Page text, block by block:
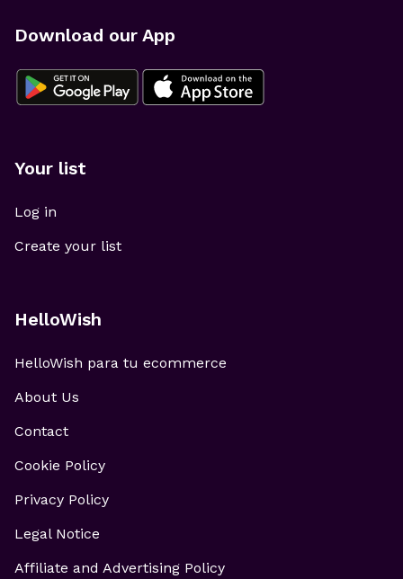
Download our App
Your list
Log in
Create your list
HelloWish
HelloWish para tu ecommerce
About Us
Contact
Cookie Policy
Privacy Policy
Legal Notice
Affiliate and Advertising Policy